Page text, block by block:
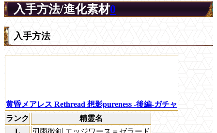
入手方法/進化素材0
入手方法
黄昏メアレス Rethread 想影pureness -後編-ガチャ
ランク
精霊名